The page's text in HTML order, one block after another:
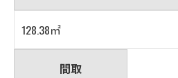
128.38㎡
間取